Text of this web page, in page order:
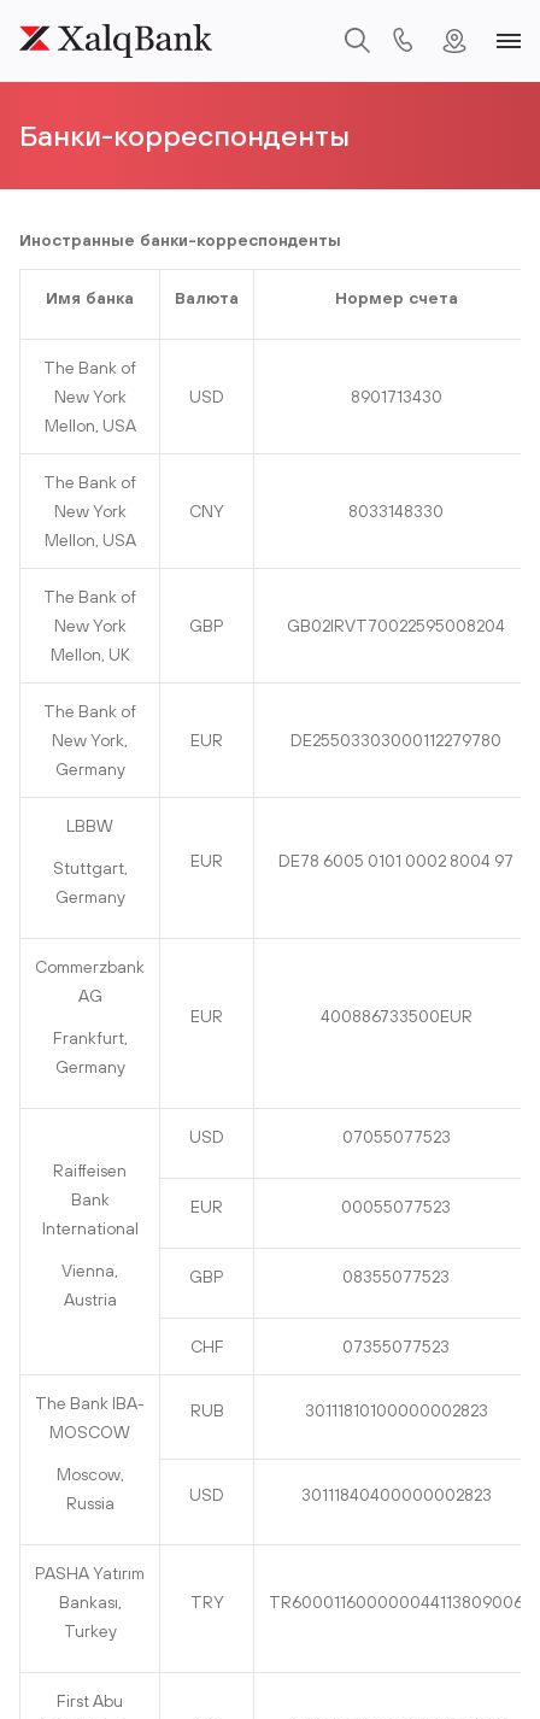
Банки-корреспонденты
Иностранные банки-корреспонденты
Имя банка Валюта Нормер счета
The Bank of
New York
Mellon, USA
USD 8901713430
The Bank of
New York
Mellon, USA
CNY 8033148330
The Bank of
New York
Mellon, UK
GBP GB02IRVT70022595008204
The Bank of
New York,
Germany
EUR DE25503303000112279780
LBBW
Stuttgart,
Germany
EUR DE78 6005 0101 0002 8004 97
Commerzbank
AG
Frankfurt,
Germany
EUR 400886733500EUR
Raiffeisen
Bank
International
Vienna,
Austria
USD 07055077523
EUR 00055077523
GBP 08355077523
CHF 07355077523
The Bank IBA-
MOSCOW
Moscow,
Russia
RUB 30111810100000002823
USD 30111840400000002823
PASHA Yatırım
Bankası,
Turkey
TRY TR600011600000044113809006
First Abu